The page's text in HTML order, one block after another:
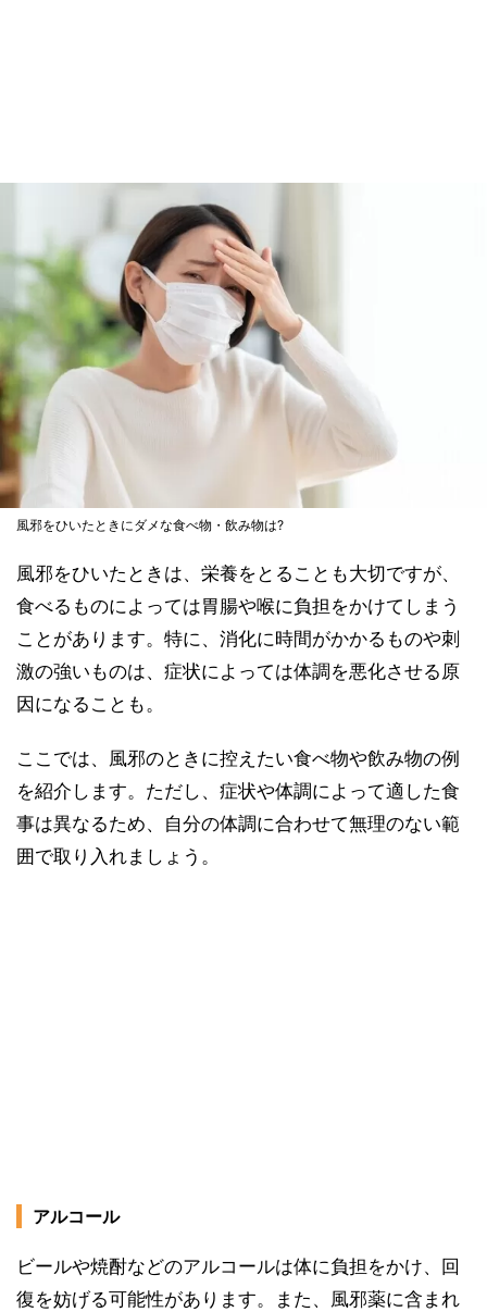
風邪をひいたときにダメな食べ物・飲み物は?
風邪をひいたときは、栄養をとることも大切ですが、
食べるものによっては胃腸や喉に負担をかけてしまう
ことがあります。特に、消化に時間がかかるものや刺
激の強いものは、症状によっては体調を悪化させる原
因になることも。
ここでは、風邪のときに控えたい食べ物や飲み物の例
を紹介します。ただし、症状や体調によって適した食
事は異なるため、自分の体調に合わせて無理のない範
囲で取り入れましょう。
アルコール
ビールや焼酎などのアルコールは体に負担をかけ、回
復を妨げる可能性があります。また、風邪薬に含まれ